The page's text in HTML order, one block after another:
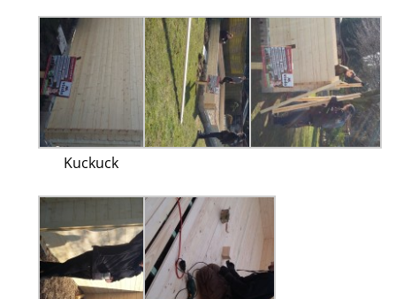
Kuckuck